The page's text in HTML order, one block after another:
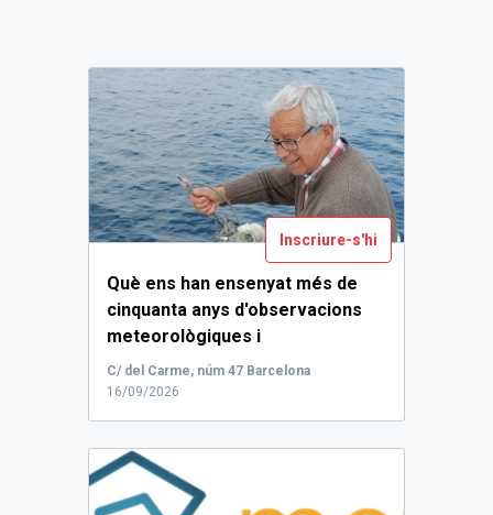
Inscriure-s'hi
Què ens han ensenyat més de
cinquanta anys d'observacions
meteorològiques i
oceanogràfiques a l'Estartit?.
C/ del Carme, núm 47 Barcelona
16/09/2026